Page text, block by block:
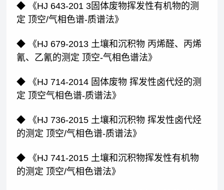
◆ 《HJ 643-201 3固体废物挥发性有机物的测
定 顶空/气相色谱-质谱法》
◆ 《HJ 679-2013 土壤和沉积物 丙烯醛、丙烯
氰、乙氰的测定 顶空-气相色谱法》
◆ 《HJ 714-2014 固体废物 挥发性卤代烃的测
定 顶空气相色谱-质谱法》
◆ 《HJ 736-2015 土壤和沉积物 挥发性卤代烃
的测定 顶空/气相色谱-质谱法》
◆ 《HJ 741-2015 土壤和沉积物挥发性有机物
的测定 顶空/气相色谱法》